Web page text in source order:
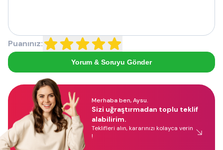
Puanınız:
Yorum & Soruyu Gönder
Merhaba ben, Aysu.
Sizi uğraştırmadan toplu teklif
alabilirim.
Teklifleri alın, kararınızı kolayca verin
!